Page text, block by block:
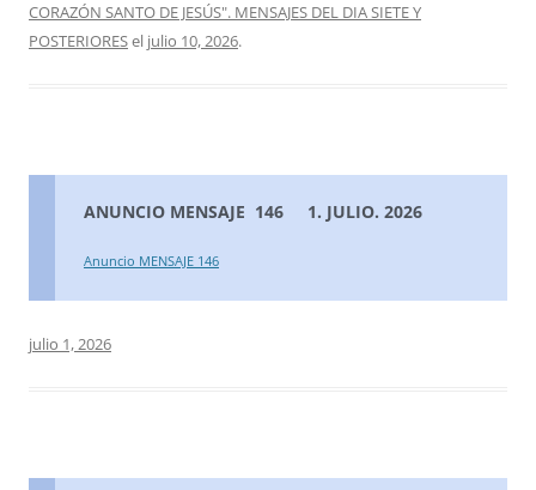
CORAZÓN SANTO DE JESÚS". MENSAJES DEL DIA SIETE Y
POSTERIORESel julio 10, 2026.
ANUNCIO MENSAJE 146 1. JULIO. 2026
Anuncio MENSAJE 146
julio 1, 2026